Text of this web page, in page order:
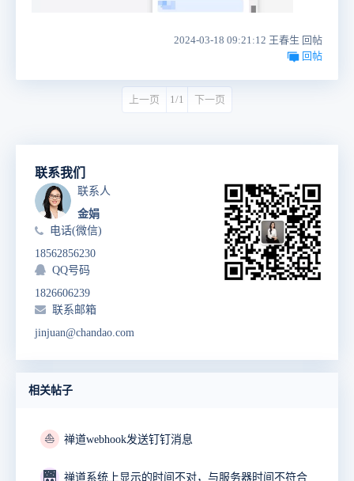
2024-03-18 09:21:12 王春生 回帖
回帖
上一页 1/1 下一页
联系我们
联系人
金娟
电话(微信)
18562856230
QQ号码
1826606239
联系邮箱
jinjuan@chandao.com
相关帖子
⛵ 禅道webhook发送钉钉消息
🌉 禅道系统上显示的时间不对，与服务器时间不符合